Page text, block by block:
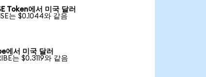
Token에서 미국 달러
는 $0.1044와 같음
에서 미국 달러
는 $0.3119와 같음